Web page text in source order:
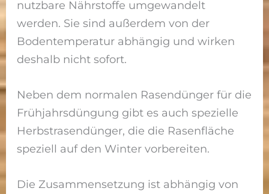
nutzbare Nährstoffe umgewandelt
werden. Sie sind außerdem von der
Bodentemperatur abhängig und wirken
deshalb nicht sofort.
Neben dem normalen Rasendünger für die
Frühjahrsdüngung gibt es auch spezielle
Herbstrasendünger, die die Rasenfläche
speziell auf den Winter vorbereiten.
Die Zusammensetzung ist abhängig von